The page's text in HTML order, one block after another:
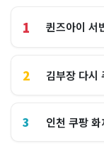
1 퀸즈아이 서
2 김부장 다시
3 인천 쿠팡